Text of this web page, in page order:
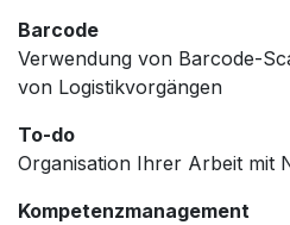
Barcode
Verwendung von Barcode-
von Logistikvorgängen
To-do
Organisation Ihrer Arbeit mit
Kompetenzmanagement